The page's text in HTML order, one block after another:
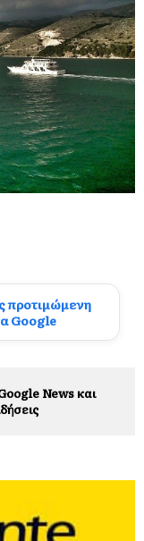
προτιμώμενη
Google
News και